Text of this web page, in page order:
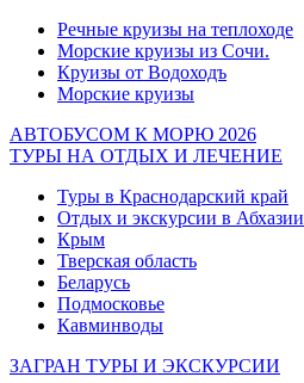
Речные круизы на теплоходе
Морские круизы из Сочи.
Круизы от Водоходъ
Морские круизы
АВТОБУСОМ К МОРЮ 2026
ТУРЫ НА ОТДЫХ И ЛЕЧЕНИЕ
Туры в Краснодарский край
Отдых и экскурсии в Абхазии
Крым
Тверская область
Беларусь
Подмосковье
Кавминводы
ЗАГРАН ТУРЫ И ЭКСКУРСИИ